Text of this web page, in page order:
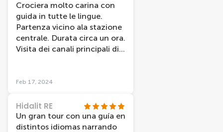
Crociera molto carina con
guida in tutte le lingue.
Partenza vicino ala stazione
centrale. Durata circa un ora.
Visita dei canali principali di
Feb 17, 2024
Hidalit RE
Un gran tour con una guía en
distintos idiomas narrando